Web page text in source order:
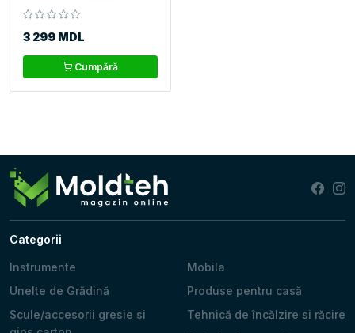
3 299 MDL
Cumpără
Categorii
Instrumente
Unelte de Grădină
Scule/accesorii gresie si
Mobila
Produse pentru casă
Tehnică de încălzire si răcire